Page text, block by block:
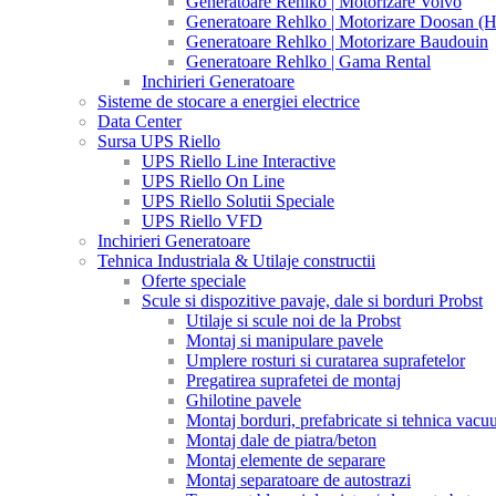
Generatoare Rehlko | Motorizare Doosan
Generatoare Rehlko | Motorizare Baudouin
Generatoare Rehlko | Gama Rental
Inchirieri Generatoare
Sisteme de stocare a energiei electrice
Data Center
Sursa UPS Riello
UPS Riello Line Interactive
UPS Riello On Line
UPS Riello Solutii Speciale
UPS Riello VFD
Inchirieri Generatoare
Tehnica Industriala & Utilaje constructii
Oferte speciale
Scule si dispozitive pavaje, dale si borduri Probst
Utilaje si scule noi de la Probst
Montaj si manipulare pavele
Umplere rosturi si curatarea suprafetelor
Pregatirea suprafetei de montaj
Ghilotine pavele
Montaj borduri, prefabricate si tehnica
Montaj dale de piatra/beton
Montaj elemente de separare
Montaj separatoare de autostrazi